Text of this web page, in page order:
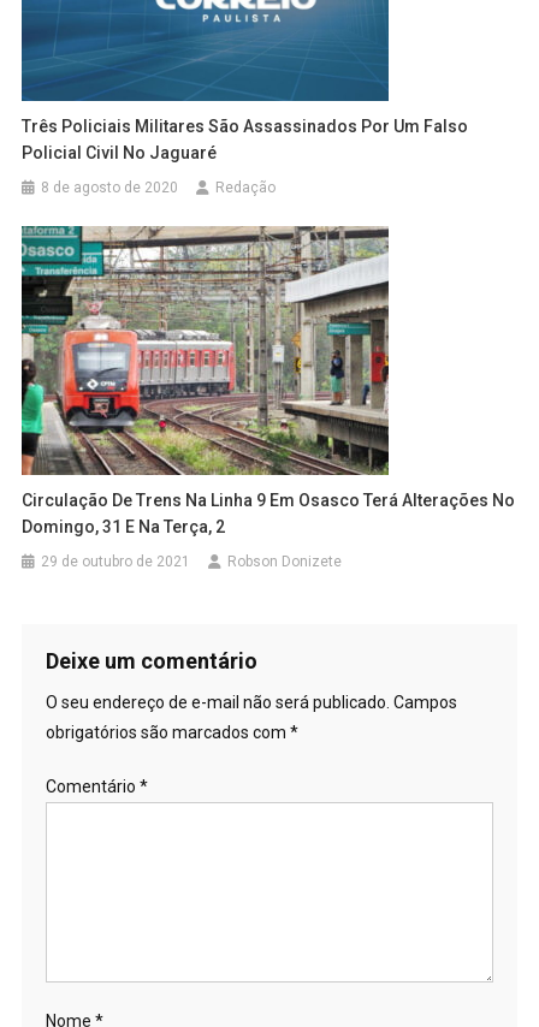
Três Policiais Militares São Assassinados Por Um Falso
Policial Civil No Jaguaré
8 de agosto de 2020 Redação
Circulação De Trens Na Linha 9 Em Osasco Terá Alterações No
Domingo, 31 E Na Terça, 2
29 de outubro de 2021 Robson Donizete
Deixe um comentário
O seu endereço de e-mail não será publicado. Campos
obrigatórios são marcados com *
Comentário *
Nome *